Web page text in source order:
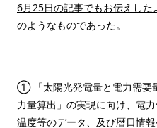
6月25日の記事でもお伝えし
のようなものであった。
① 「太陽光発電量と電力需要
力量算出」の実現に向け、電
温度等のデータ、及び暦日情